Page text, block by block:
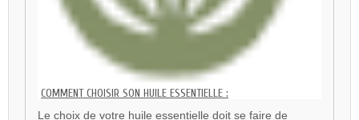
COMMENT CHOISIR SON HUILE ESSENTIELLE :
Le choix de votre huile essentielle doit se faire de